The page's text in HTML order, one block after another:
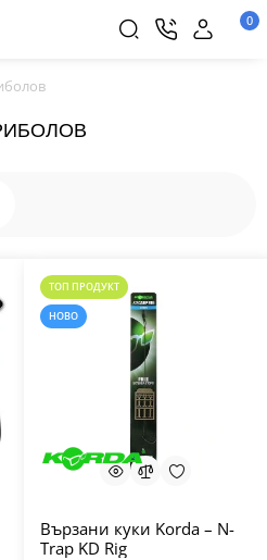
0
ТОП ПРОДУКТ
НОВО
Вързани куки Korda – N-
Trap KD Rig